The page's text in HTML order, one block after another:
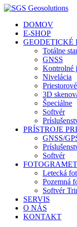
DOMOV
E-SHOP
GEODETICKÉ
Totálne
GNSS
Kontrolné
Nivelácia
3D
Špeciálne
Softvér
PRÍSTROJE
GNSS/
Softvér
Letecká
Pozemná
Softvér
SERVIS
O NÁS
KONTAKT